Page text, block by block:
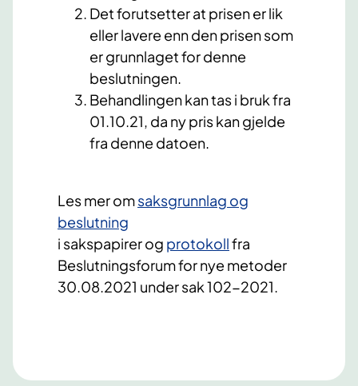
Det forutsetter at prisen er lik
eller lavere enn den prisen som
er grunnlaget for denne
beslutningen.
Behandlingen kan tas i bruk fra
01.10.21, da ny pris kan gjelde
fra denne datoen.
​Les mer omsaksgrunnlag og
beslutning​
i sakspapirer og protokollfra
Beslutningsforum for nye metoder
30.08.2021 under sak 102-2021.